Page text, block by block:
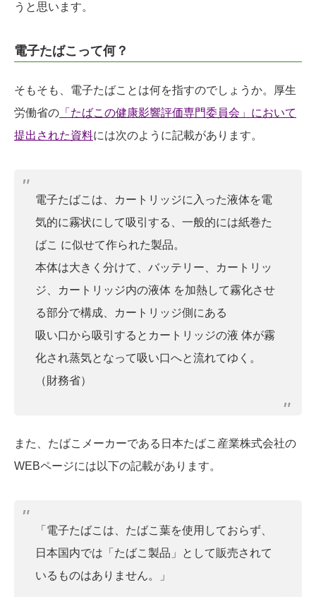
うと思います。
電子たばこって何？
そもそも、電子たばことは何を指すのでしょうか。厚生
労働省の 「たばこの健康影響評価専門委員会」において
提出された資料には次のように記載があります。
電子たばこは、カートリッジに入った液体を電
気的に霧状にして吸引する、一般的には紙巻た
ばこ に似せて作られた製品。
本体は大きく分けて、バッテリー、カートリッ
ジ、カートリッジ内の液体 を加熱して霧化させ
る部分で構成、カートリッジ側にある
吸い口から吸引するとカートリッジの液 体が霧
化され蒸気となって吸い口へと流れてゆく。
（財務省）
また、たばこメーカーである日本たばこ産業株式会社の
WEBページには以下の記載があります。
「電子たばこは、たばこ葉を使用しておらず、
日本国内では「たばこ製品」として販売されて
いるものはありません。」